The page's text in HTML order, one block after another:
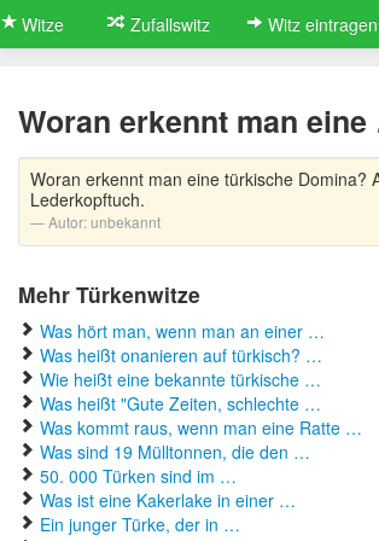
Witze Zufallswitz Witz eintragen
Woran erkennt man
Woran erkennt man eine türkische Domina?
Lederkopftuch.
Autor:unbekannt
Mehr Türkenwitze
Was hört man, wenn man an einer …
Was heißt onanieren auf türkisch? …
Wie heißt eine bekannte türkische …
Was heißt "Gute Zeiten, schlechte …
Was kommt raus, wenn man eine Ratte …
Was sind 19 Mülltonnen, die den …
50. 000 Türken sind im …
Was ist eine Kakerlake in einer …
Ein junger Türke, der in …